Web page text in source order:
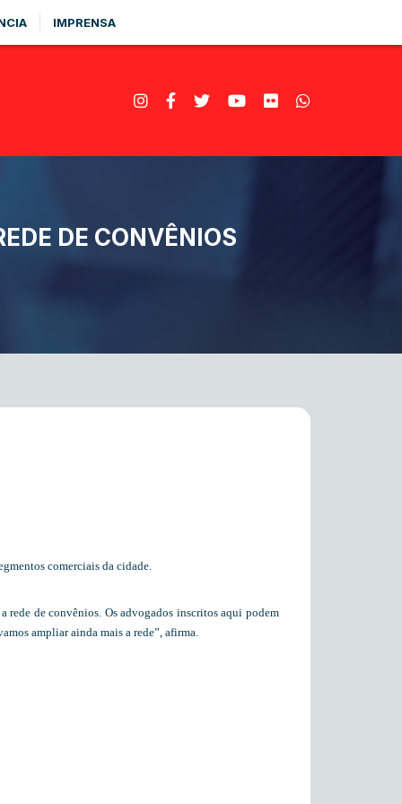
IMPRENSA
DE CONVÊNIOS
comerciais da cidade.
rede de convênios. Os advogados inscritos aqui podem
ampliar ainda mais a rede”, afirma.